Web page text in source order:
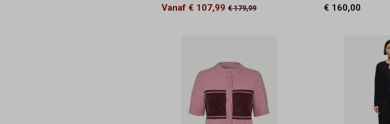
Vanaf € 107,99 € 179,99 € 160,00